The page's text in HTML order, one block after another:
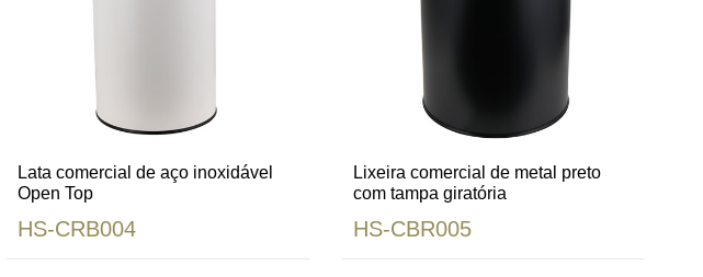
Lata comercial de aço inoxidável
Open Top
HS-CRB004
Lixeira comercial de metal preto
com tampa giratória
HS-CBR005